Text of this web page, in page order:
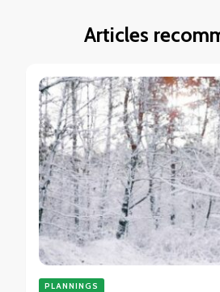
Articles
PLANNINGS